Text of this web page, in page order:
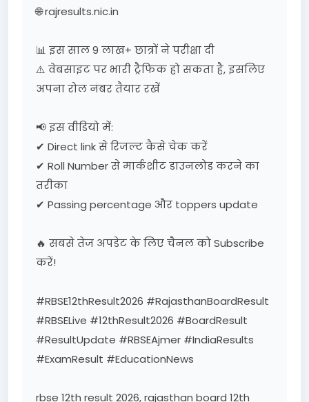
🌐 rajresults.nic.in
📊 इस साल 9 लाख+ छात्रों ने परीक्षा दी
⚠️ वेबसाइट पर भारी ट्रैफिक हो सकता है, इसलिए
अपना रोल नंबर तैयार रखें
📢 इस वीडियो में:
✔ Direct link से रिजल्ट कैसे चेक करें
✔ Roll Number से मार्कशीट डाउनलोड करने का
तरीका
✔ Passing percentage और toppers update
🔥 सबसे तेज अपडेट के लिए चैनल को Subscribe
करें!
#RBSE12thResult2026 #RajasthanBoardResult
#RBSELive #12thResult2026 #BoardResult
#ResultUpdate #RBSEAjmer #IndiaResults
#ExamResult #EducationNews
rbse 12th result 2026, rajasthan board 12th